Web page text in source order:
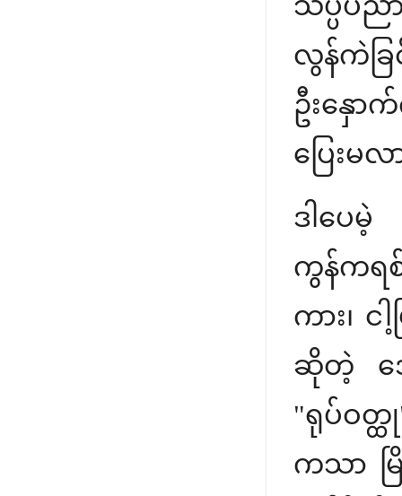
လွန်ကဲခ
ဦးနှော
ပြေးမ
ဒါပေ
ကွန်ကရ
ကား၊ င
ဆိုတဲ့ ဒေ
"ရုပ်ဝတ္
ကသာ မြို့